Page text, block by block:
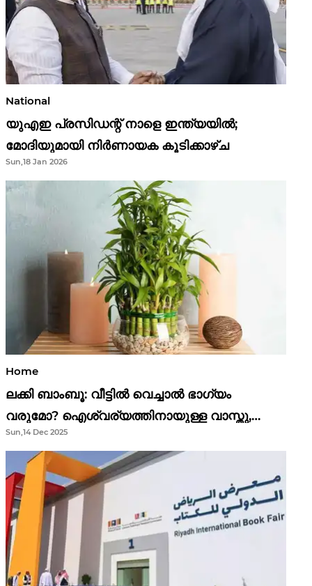
National
യുഎഇ പ്രസിഡന്റ് നാളെ ഇന്ത്യയിൽ;
മോദിയുമായി നിർണായക കൂടിക്കാഴ്ച
Sun,18 Jan 2026
Home
ലക്കി ബാംബൂ: വീട്ടിൽ വെച്ചാൽ ഭാഗ്യം
വരുമോ? ഐശ്വര്യത്തിനായുള്ള വാസ്തു,
ഫെങ് ഷൂയി വിശ്വാസങ്ങൾ
Sun,14 Dec 2025